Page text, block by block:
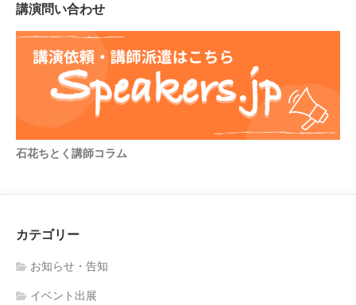
講演問い合わせ
石花ちとく講師コラム
カテゴリー
お知らせ・告知
イベント出展